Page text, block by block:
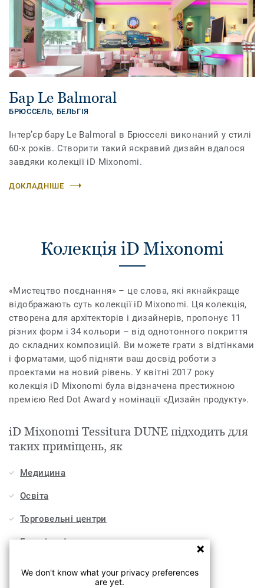
Бар Le Balmoral
БРЮССЕЛЬ, БЕЛЬГІЯ
Інтер’єр бару Le Balmoral в Брюсселі виконаний у стилі
60-х років. Створити такий яскравий дизайн вдалося
завдяки колекції iD Mixonomi.
ДОКЛАДНІШЕ
Колекція iD Mixonomi
«Мистецтво поєднання» – це слова, які якнайкраще
відображають суть колекції iD Mixonomi. Ця колекція,
створена для архітекторів і дизайнерів, пропонує 11
різних форм і 34 кольори – від однотонного покриття
до складних композицій. Ви можете грати з відтінками
і форматами, щоб підняти ваш досвід роботи з
проектами на новий рівень. У квітні 2017 року
колекція iD Mixonomi була відзначена престижною
премією Red Dot Award у номінації «Дизайн продукту».
iD Mixonomi Tessitura DUNE підходить для
таких приміщень, як
Медицина
Освіта
Торговельні центри
Готелі, кафе та ресторани
We don't know what your privacy preferences
are yet.